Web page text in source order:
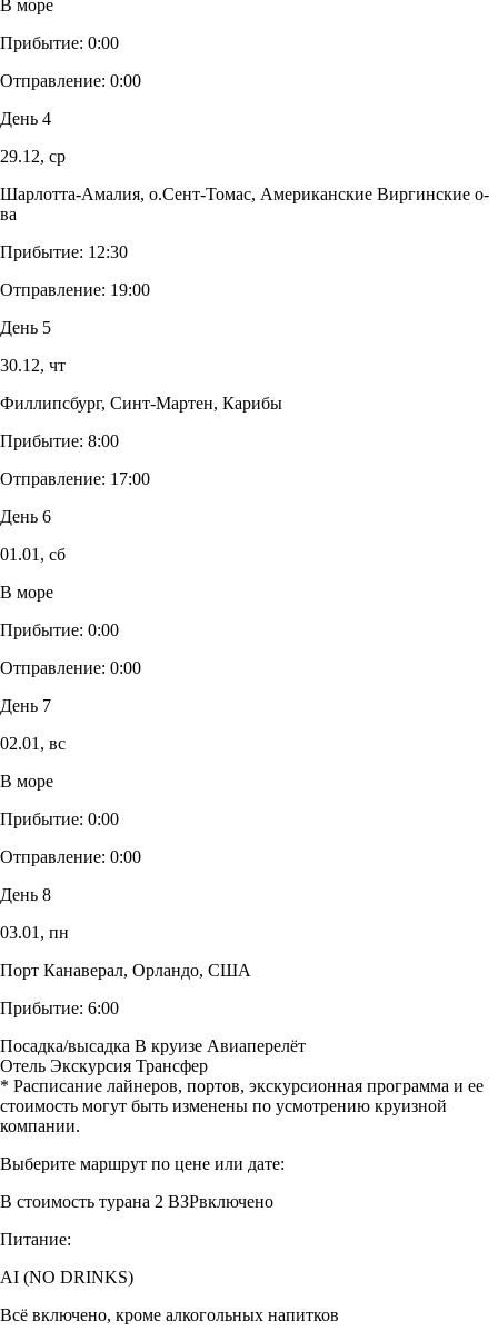
В море
Прибытие: 0:00
Отправление: 0:00
День 4
29.12, ср
Шарлотта-Амалия, о.Сент-Томас, Американские Виргинские о-
ва
Прибытие: 12:30
Отправление: 19:00
День 5
30.12, чт
Филлипсбург, Синт-Мартен, Карибы
Прибытие: 8:00
Отправление: 17:00
День 6
01.01, сб
В море
Прибытие: 0:00
Отправление: 0:00
День 7
02.01, вс
В море
Прибытие: 0:00
Отправление: 0:00
День 8
03.01, пн
Порт Канаверал, Орландо, США
Прибытие: 6:00
Посадка/высадка В круизе Авиаперелёт
Отель Экскурсия Трансфер
* Расписание лайнеров, портов, экскурсионная программа и ее
стоимость могут быть изменены по усмотрению круизной
компании.
Выберите маршрут по цене или дате:
В стоимость турана 2 ВЗРвключено
Питание:
AI (NO DRINKS)
Всё включено, кроме алкогольных напитков